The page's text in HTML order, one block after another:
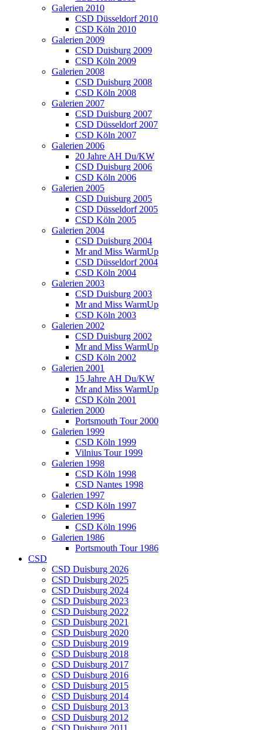
Galerien 2010
CSD Düsseldorf 2010
CSD Köln 2010
Galerien 2009
CSD Duisburg 2009
CSD Köln 2009
Galerien 2008
CSD Duisburg 2008
CSD Köln 2008
Galerien 2007
CSD Duisburg 2007
CSD Düsseldorf 2007
CSD Köln 2007
Galerien 2006
20 Jahre AH Du/KW
CSD Duisburg 2006
CSD Köln 2006
Galerien 2005
CSD Duisburg 2005
CSD Düsseldorf 2005
CSD Köln 2005
Galerien 2004
CSD Duisburg 2004
Mr and Miss WarmUp
CSD Düsseldorf 2004
CSD Köln 2004
Galerien 2003
CSD Duisburg 2003
Mr and Miss WarmUp
CSD Köln 2003
Galerien 2002
CSD Duisburg 2002
Mr and Miss WarmUp
CSD Köln 2002
Galerien 2001
15 Jahre AH Du/KW
Mr and Miss WarmUp
CSD Köln 2001
Galerien 2000
Portsmouth Tour 2000
Galerien 1999
CSD Köln 1999
Vilnius Tour 1999
Galerien 1998
CSD Köln 1998
CSD Nantes 1998
Galerien 1997
CSD Köln 1997
Galerien 1996
CSD Köln 1996
Galerien 1986
Portsmouth Tour 1986
CSD
CSD Duisburg 2026
CSD Duisburg 2025
CSD Duisburg 2024
CSD Duisburg 2023
CSD Duisburg 2022
CSD Duisburg 2021
CSD Duisburg 2020
CSD Duisburg 2019
CSD Duisburg 2018
CSD Duisburg 2017
CSD Duisburg 2016
CSD Duisburg 2015
CSD Duisburg 2014
CSD Duisburg 2013
CSD Duisburg 2012
CSD Duisburg 2011